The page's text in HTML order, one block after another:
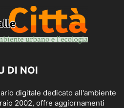
DI NOI
digitale dedicato all'ambiente
2002, offre aggiornamenti